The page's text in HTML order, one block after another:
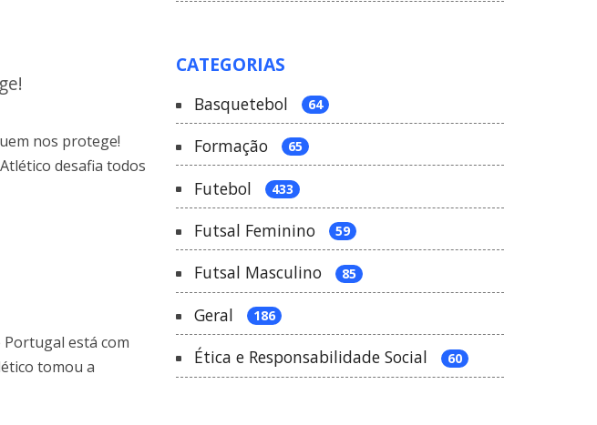
nos protege!
desafia todos
está com
tomou a
CATEGORIAS
Basquetebol 64
Formação 65
Futebol 433
Futsal Feminino 59
Futsal Masculino 85
Geral 186
Ética e Responsabilidade Social 60